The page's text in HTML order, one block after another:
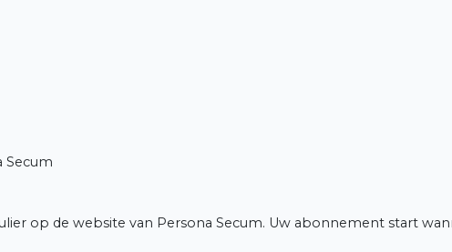
Secum
op de website van Persona Secum. Uw abonnement start